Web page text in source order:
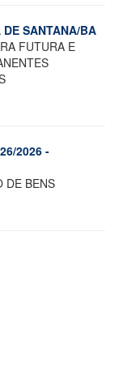
SANTANA/BA
FUTURA E
2026 -
DE BENS